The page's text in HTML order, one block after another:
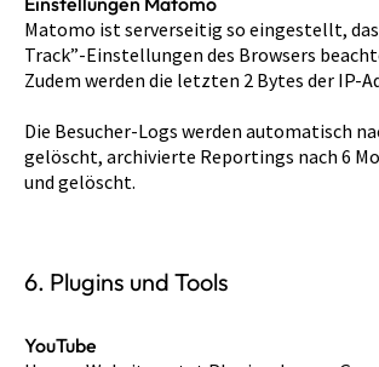
Matomo ist serverseitig so eingestellt,
Track”-Einstellungen des Browsers
Zudem werden die letzten 2 Bytes der IP-
Die Besucher-Logs werden automatisch
gelöscht, archivierte Reportings nach 6
und gelöscht.
6. Plugins und Tools
YouTube